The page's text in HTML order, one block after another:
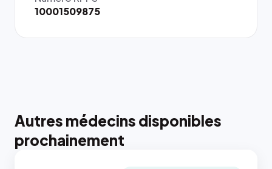
10001509875
Autres médecins disponibles
prochainement
rendue par
`.profile-
puisque la
photo est
recadrée
{# 40×40
: la taille
rendue par